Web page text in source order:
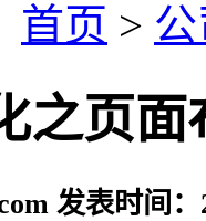
首页 >
之页面
发表时间：